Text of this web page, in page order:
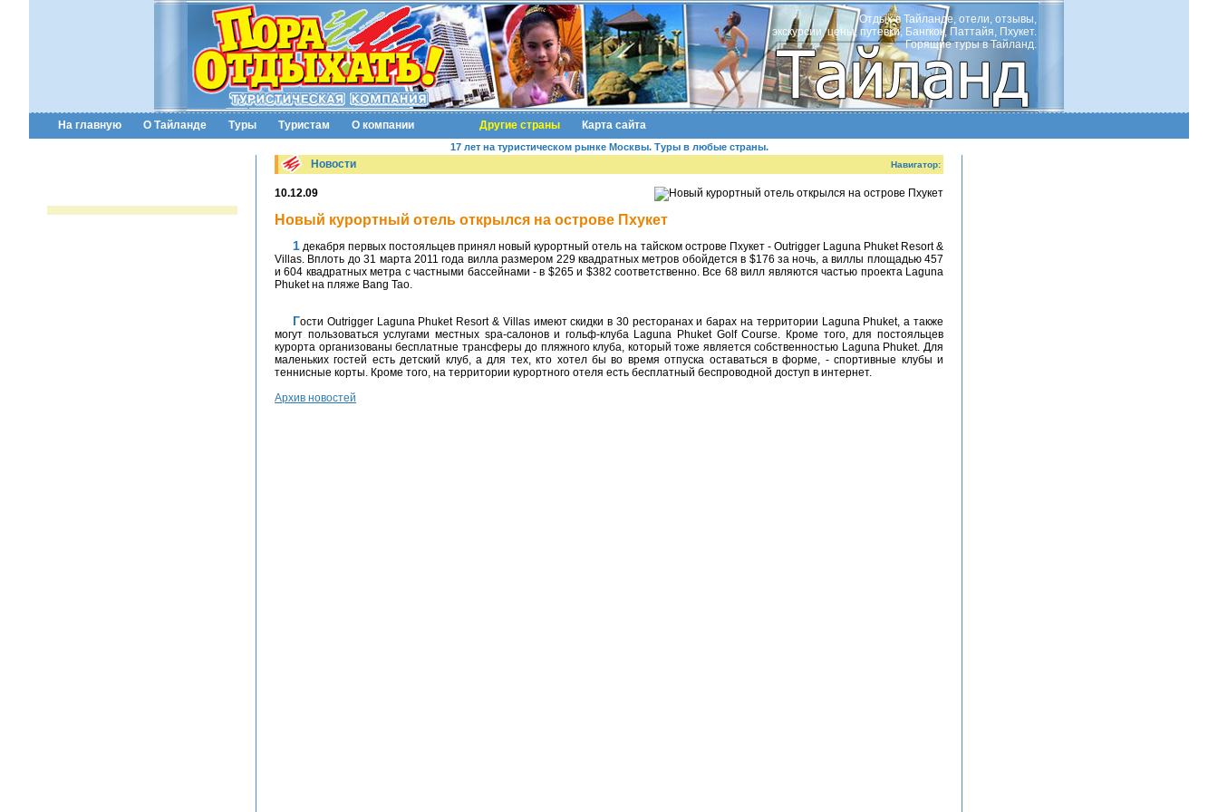
Отдых в Тайланде, отели, отзывы,
экскурсии, цены, путевки, Бангкок, Паттайя, Пхукет.
Горящие туры в Тайланд.
На главную О Тайланде Туры Туристам О компании Другие страны Карта сайта
17 лет на туристическом рынке Москвы. Туры в любые страны.
Новости Навигатор:
10.12.09
Новый курортный отель открылся на острове Пхукет
1 декабря первых постояльцев принял новый курортный отель на тайском острове Пхукет - Outrigger Laguna Phuket Resort &
Villas. Вплоть до 31 марта 2011 года вилла размером 229 квадратных метров обойдется в $176 за ночь, а виллы площадью 457
и 604 квадратных метра с частными бассейнами - в $265 и $382 соответственно. Все 68 вилл являются частью проекта Laguna
Phuket на пляже Bang Tao.
Гости Outrigger Laguna Phuket Resort & Villas имеют скидки в 30 ресторанах и барах на территории Laguna Phuket, а также
могут пользоваться услугами местных spa-салонов и гольф-клуба Laguna Phuket Golf Course. Кроме того, для постояльцев
курорта организованы бесплатные трансферы до пляжного клуба, который тоже является собственностью Laguna Phuket. Для
маленьких гостей есть детский клуб, а для тех, кто хотел бы во время отпуска оставаться в форме, - спортивные клубы и
теннисные корты. Кроме того, на территории курортного отеля есть бесплатный беспроводной доступ в интернет.
Архив новостей